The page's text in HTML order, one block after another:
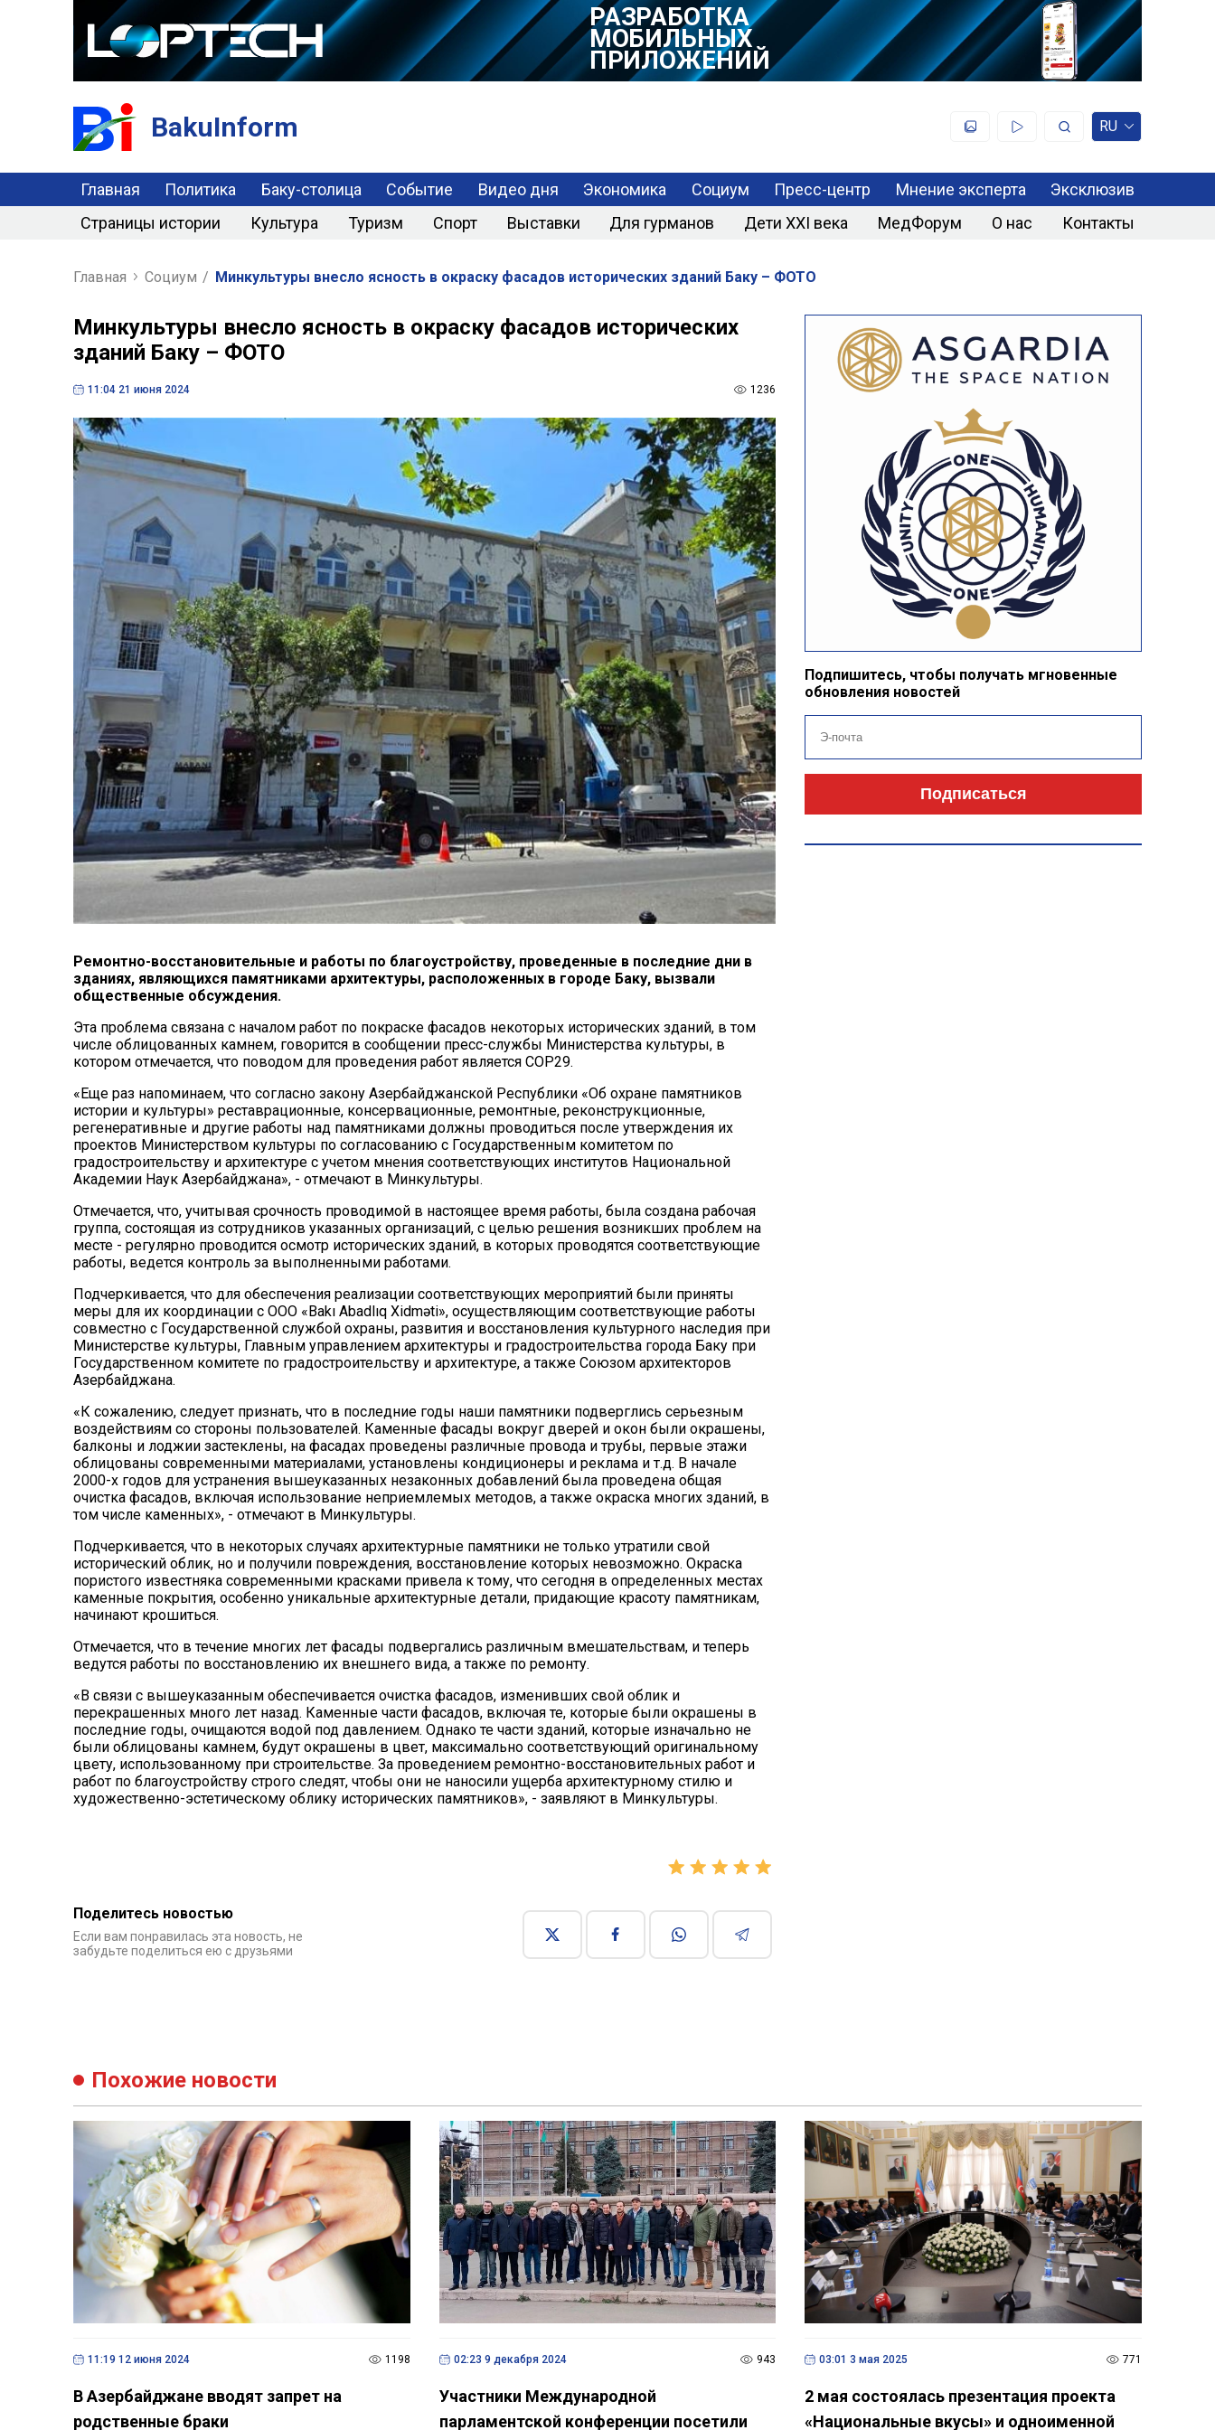
РАЗРАБОТКА
МОБИЛЬНЫХ
ПРИЛОЖЕНИЙ
BakuInform RU
Главная Политика Баку-столица Событие Видео дня Экономика Социум Пресс-центр Мнение эксперта
Эксклюзив
Страницы истории
Культура Туризм Спорт Выставки Для гурманов Дети XXI века МедФорум О нас Контакты
Главная Социум / Минкультуры внесло ясность в окраску фасадов исторических зданий Баку – ФОТО
Минкультуры внесло ясность в окраску фасадов исторических
зданий Баку – ФОТО
11:04 21 июня 2024 1236
Ремонтно-восстановительные и работы по благоустройству, проведенные в последние дни в
зданиях, являющихся памятниками архитектуры, расположенных в городе Баку, вызвали
общественные обсуждения.
Эта проблема связана с началом работ по покраске фасадов некоторых исторических зданий, в том
числе облицованных камнем, говорится в сообщении пресс-службы Министерства культуры, в
котором отмечается, что поводом для проведения работ является COP29.
«Еще раз напоминаем, что согласно закону Азербайджанской Республики «Об охране памятников
истории и культуры» реставрационные, консервационные, ремонтные, реконструкционные,
регенеративные и другие работы над памятниками должны проводиться после утверждения их
проектов Министерством культуры по согласованию с Государственным комитетом по
градостроительству и архитектуре с учетом мнения соответствующих институтов Национальной
Академии Наук Азербайджана», - отмечают в Минкультуры.
Отмечается, что, учитывая срочность проводимой в настоящее время работы, была создана рабочая
группа, состоящая из сотрудников указанных организаций, с целью решения возникших проблем на
месте - регулярно проводится осмотр исторических зданий, в которых проводятся соответствующие
работы, ведется контроль за выполненными работами.
Подчеркивается, что для обеспечения реализации соответствующих мероприятий были приняты
меры для их координации с ООО «Bakı Abadlıq Xidməti», осуществляющим соответствующие работы
совместно с Государственной службой охраны, развития и восстановления культурного наследия при
Министерстве культуры, Главным управлением архитектуры и градостроительства города Баку при
Государственном комитете по градостроительству и архитектуре, а также Союзом архитекторов
Азербайджана.
«К сожалению, следует признать, что в последние годы наши памятники подверглись серьезным
воздействиям со стороны пользователей. Каменные фасады вокруг дверей и окон были окрашены,
балконы и лоджии застеклены, на фасадах проведены различные провода и трубы, первые этажи
облицованы современными материалами, установлены кондиционеры и реклама и т.д. В начале
2000-х годов для устранения вышеуказанных незаконных добавлений была проведена общая
очистка фасадов, включая использование неприемлемых методов, а также окраска многих зданий, в
том числе каменных», - отмечают в Минкультуры.
Подчеркивается, что в некоторых случаях архитектурные памятники не только утратили свой
исторический облик, но и получили повреждения, восстановление которых невозможно. Окраска
пористого известняка современными красками привела к тому, что сегодня в определенных местах
каменные покрытия, особенно уникальные архитектурные детали, придающие красоту памятникам,
начинают крошиться.
Отмечается, что в течение многих лет фасады подвергались различным вмешательствам, и теперь
ведутся работы по восстановлению их внешнего вида, а также по ремонту.
«В связи с вышеуказанным обеспечивается очистка фасадов, изменивших свой облик и
перекрашенных много лет назад. Каменные части фасадов, включая те, которые были окрашены в
последние годы, очищаются водой под давлением. Однако те части зданий, которые изначально не
были облицованы камнем, будут окрашены в цвет, максимально соответствующий оригинальному
цвету, использованному при строительстве. За проведением ремонтно-восстановительных работ и
работ по благоустройству строго следят, чтобы они не наносили ущерба архитектурному стилю и
художественно-эстетическому облику исторических памятников», - заявляют в Минкультуры.
Поделитесь новостью
Если вам понравилась эта новость, не
забудьте поделиться ею с друзьями
Подпишитесь, чтобы получать мгновенные
обновления новостей
Подписаться
Похожие новости
11:19 12 июня 2024 1198
В Азербайджане вводят запрет на
родственные браки
02:23 9 декабря 2024 943
Участники Международной
парламентской конференции посетили
03:01 3 мая 2025 771
2 мая состоялась презентация проекта
«Национальные вкусы» и одноименной